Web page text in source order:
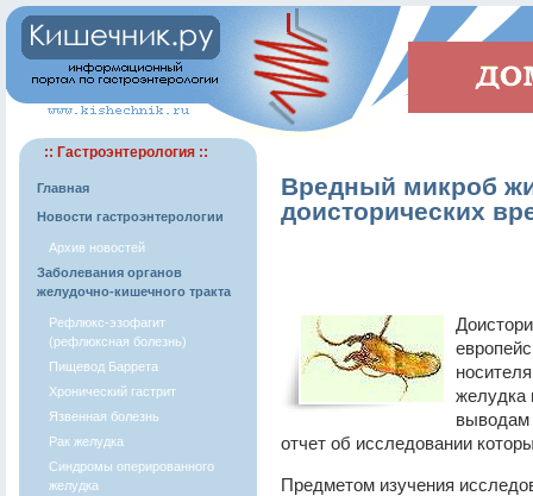
:: Гастроэнтерология ::
Главная
Новости гастроэнтерологии
Архив новостей
Заболевания органов
желудочно-кишечного тракта
Рефлюкс-эзофагит
(рефлюксная болезнь)
Пищевод Баррета
Хронический гастрит
Язвенная болезнь
Рак желудка
Синдромы оперированного
желудка
Вредный микроб
доисторических
желудка
выводам
отчет об исследовании
Предметом изучения